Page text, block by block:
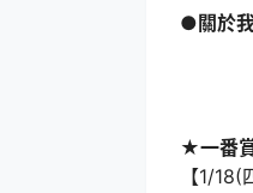
●關於
★一番
【1/18(